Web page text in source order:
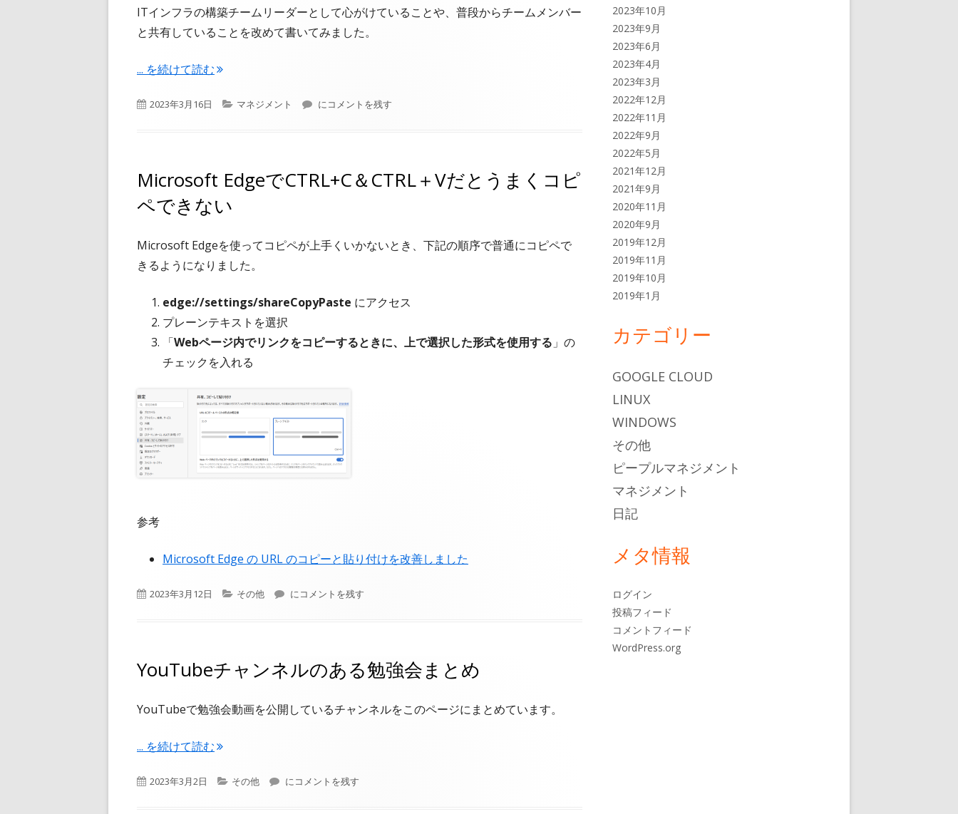
ITインフラの構築チームリーダーとして心がけていることや、普段からチームメンバー
と共有していることを改めて書いてみました。
... "チーム運用方針として心がけていること"
を続けて読む
公
2023年3月16日
カ
マネジメント チーム運用方針として心がけていること
にコメントを残す
Microsoft EdgeでCTRL+C＆CTRL＋Vだとうまくコピ
ペできない
Microsoft Edgeを使ってコピペが上手くいかないとき、下記の順序で普通にコピペで
きるようになりました。
edge://settings/shareCopyPaste にアクセス
プレーンテキストを選択
「Webページ内でリンクをコピーするときに、上で選択した形式を使用する 」の
チェックを入れる
参考
Microsoft Edge の URL のコピーと貼り付けを改善しました
公
2023年3月12日
カ
その他 Microsoft EdgeでCTRL+C＆CTRL＋Vだとうまくコピペできない
にコメントを残す
YouTubeチャンネルのある勉強会まとめ
YouTubeで勉強会動画を公開しているチャンネルをこのページにまとめています。
... "YouTubeチャンネルのある勉強会まとめ"
を続けて読む
公
2023年3月2日
カ
その他 YouTubeチャンネルのある勉強会まとめ
にコメントを残す
2023年10月
2023年9月
2023年6月
2023年4月
2023年3月
2022年12月
2022年11月
2022年9月
2022年5月
2021年12月
2021年9月
2020年11月
2020年9月
2019年12月
2019年11月
2019年10月
2019年1月
カテゴリー
GOOGLE CLOUD
LINUX
WINDOWS
その他
ピープルマネジメント
マネジメント
日記
メタ情報
ログイン
投稿フィード
コメントフィード
WordPress.org